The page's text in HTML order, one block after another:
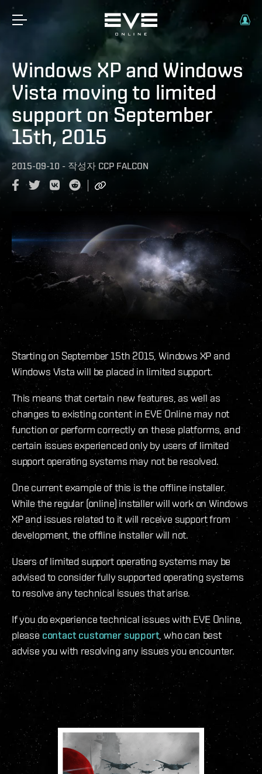
Windows XP and Windows
Vista moving to limited
support on September
15th, 2015
2015-09-10 - 작성자 CCP FALCON
Starting on September 15th 2015, Windows XP and
Windows Vista will be placed in limited support.
This means that certain new features, as well as
changes to existing content in EVE Online may not
function or perform correctly on these platforms, and
certain issues experienced only by users of limited
support operating systems may not be resolved.
One current example of this is the offline installer.
While the regular (online) installer will work on Windows
XP and issues related to it will receive support from
development, the offline installer will not.
Users of limited support operating systems may be
advised to consider fully supported operating systems
to resolve any technical issues that arise.
If you do experience technical issues with EVE Online,
please contact customer support, who can best
advise you with resolving any issues you encounter.